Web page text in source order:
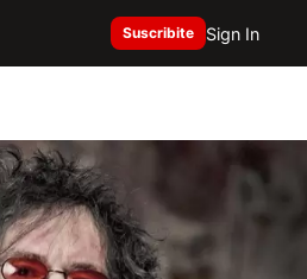
Suscribite Sign In